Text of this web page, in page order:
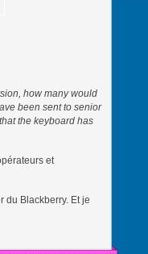
how many would
been sent to senior
the keyboard has
et
du Blackberry. Et je